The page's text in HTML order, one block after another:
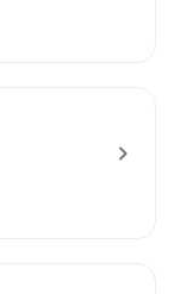
chevron_right